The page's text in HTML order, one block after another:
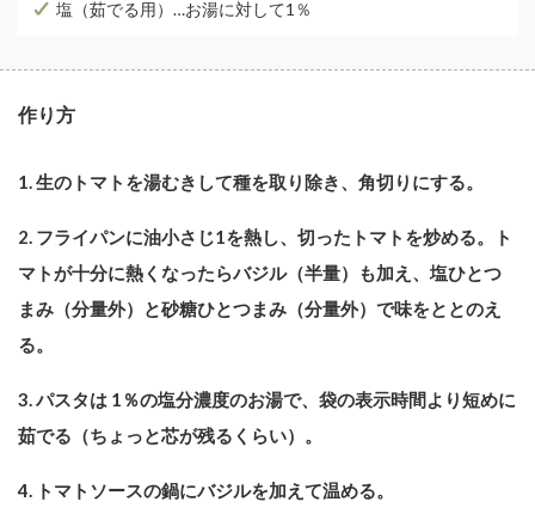
塩（茹でる⽤）…お湯に対して1％
作り⽅
1. 生のトマトを湯むきして種を取り除き、角切りにする。
2. フライパンに油小さじ1を熱し、切ったトマトを炒める。ト
マトが十分に熱くなったらバジル（半量）も加え、塩ひとつ
まみ（分量外）と砂糖ひとつまみ（分量外）で味をととのえ
る。
3. パスタは 1％の塩分濃度のお湯で、袋の表⽰時間より短めに
茹でる（ちょっと芯が残るくらい）。
4. トマトソースの鍋にバジルを加えて温める。